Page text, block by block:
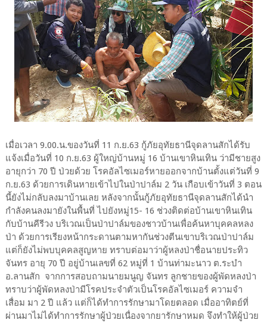
เมื่อเวลา 9.00.น.ของวันที่ 11 ก.ย.63 กู้ภัยอุทัยธานีจุดลานสักได้รับ
แจ้งเมื่อวันที่ 10 ก.ย.63 ผู้ใหญ่บ้านหมู่ 16 บ้านเขาหินเทิน ว่ามีชายสูง
อายุกว่า 70 ปี ป่วยด้วย โรคอัลไซเมอร์หายออกจากบ้านตั้งแต่วันที่ 9
ก.ย.63 ด้วยการเดินหายเข้าไปในป่าปาล์ม 2 วัน เกือบเข้าวันที่ 3 ตอน
นี้ยังไม่กลับลงมาบ้านเลย หลังจากนั้นกู้ภัยอุทัยธานีจุดลานสักได้นำ
กำลังคนลงมายังในพื้นที่ ไปยังหมู่15- 16 ช่วงติดต่อบ้านเขาหินเทิน
กับบ้านคีรีวง บริเวณเป็นป่าปาล์มของชาวบ้านเพื่อค้นหาบุคคลหลง
ป่า ด้วยการเรียงหน้ากระดานตามหากันช่วงตีนเขาบริเวณป่าปาล์ม
แต่ก็ยังไม่พบบุคคลสูญหาย ทราบต่อมาว่าผู้หลงป่าชื่อนายประทิว
จันทร อายุ 70 ปี อยู่บ้านเลขที่ 62 หมู่ที่ 1 บ้านท่ามะนาว ต.ระบำ
อ.ลานสัก จากการสอบถามนายมนูญ จันทร ลูกชายของผู้พัดหลงป่า
ทราบว่าผู้พัดหลงป่ามีโรคประจำตัวเป็นโรคอัลไซเมอร์ ความจำ
เสื่อม มา 2 ปี แล้ว แต่ก็ได้ทำการรักษามาโดยตลอด เมื่ออาทิตย์ที่
ผ่านมาไม่ได้ทำการรักษาผู้ป่วยเนื่องจากยารักษาหมด จึงทำให้ผู้ป่วย